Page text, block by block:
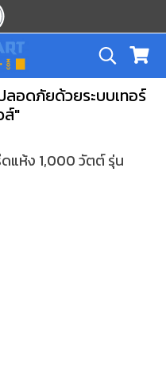
ลอดภัยด้วยระบบเทอร์
"
ดแห้ง 1,000 วัตต์ รุ่น